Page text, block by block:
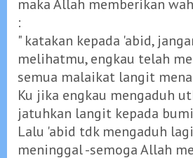
maka Allah memberikan
:
" katakan kepada 'abid,
melihatmu, engkau telah
semua malaikat langit
Ku jika engkau mengaduh
jatuhkan langit kepada
Lalu 'abid tdk mengaduh
meninggal -semoga Allah